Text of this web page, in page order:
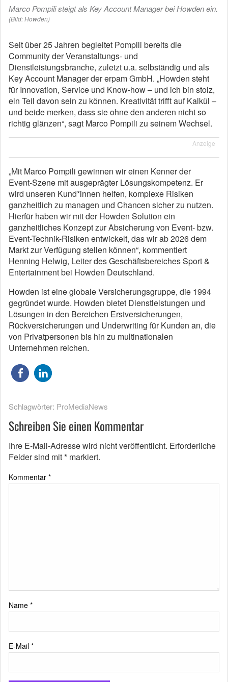
Marco Pompili steigt als Key Account Manager bei Howden ein.
(Bild: Howden)
Seit über 25 Jahren begleitet Pompili bereits die
Community der Veranstaltungs‑ und
Dienstleistungsbranche, zuletzt u.a. selbständig und als
Key Account Manager der erpam GmbH. „Howden steht
für Innovation, Service und Know‑how – und ich bin stolz,
ein Teil davon sein zu können. Kreativität trifft auf Kalkül –
und beide merken, dass sie ohne den anderen nicht so
richtig glänzen“, sagt Marco Pompili zu seinem Wechsel.
Anzeige
„Mit Marco Pompili gewinnen wir einen Kenner der
Event‑Szene mit ausgeprägter Lösungskompetenz. Er
wird unseren Kund*innen helfen, komplexe Risiken
ganzheitlich zu managen und Chancen sicher zu nutzen.
Hierfür haben wir mit der Howden Solution ein
ganzheitliches Konzept zur Absicherung von Event- bzw.
Event-Technik-Risiken entwickelt, das wir ab 2026 dem
Markt zur Verfügung stellen können“, kommentiert
Henning Helwig, Leiter des Geschäftsbereiches Sport &
Entertainment bei Howden Deutschland.
Howden ist eine globale Versicherungsgruppe, die 1994
gegründet wurde. Howden bietet Dienstleistungen und
Lösungen in den Bereichen Erstversicherungen,
Rückversicherungen und Underwriting für Kunden an, die
von Privatpersonen bis hin zu multinationalen
Unternehmen reichen.
Schlagwörter: ProMediaNews
Schreiben Sie einen Kommentar
Ihre E-Mail-Adresse wird nicht veröffentlicht. Erforderliche
Felder sind mit* markiert.
Kommentar *
Name *
E-Mail *